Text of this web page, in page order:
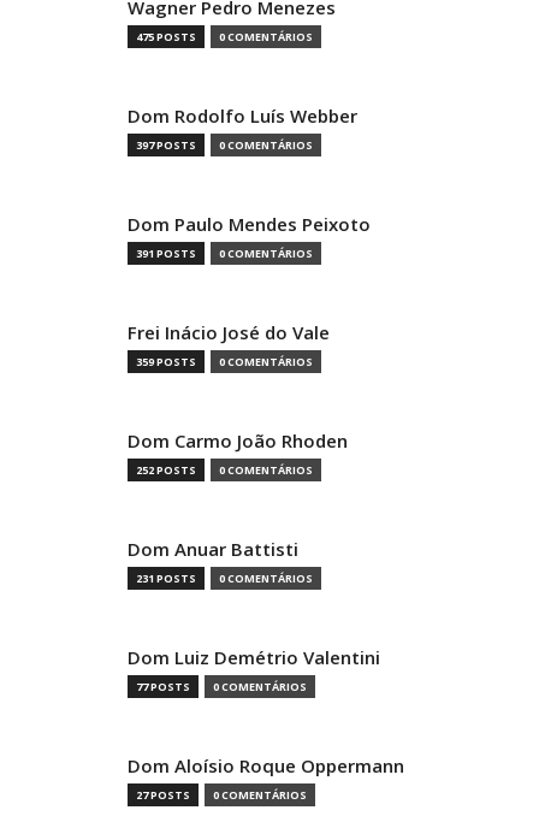
Wagner Pedro Menezes
475 POSTS 0 COMENTÁRIOS
Dom Rodolfo Luís Webber
397 POSTS 0 COMENTÁRIOS
Dom Paulo Mendes Peixoto
391 POSTS 0 COMENTÁRIOS
Frei Inácio José do Vale
359 POSTS 0 COMENTÁRIOS
Dom Carmo João Rhoden
252 POSTS 0 COMENTÁRIOS
Dom Anuar Battisti
231 POSTS 0 COMENTÁRIOS
Dom Luiz Demétrio Valentini
77 POSTS 0 COMENTÁRIOS
Dom Aloísio Roque Oppermann
27 POSTS 0 COMENTÁRIOS